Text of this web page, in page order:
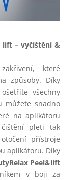
lift – vyčištění &
které
způsoby. Díky
všechny
můžete snadno
na aplikátoru
pleti tak
přístroje
aplikátoru. Díky
Peel&lift
v boji za